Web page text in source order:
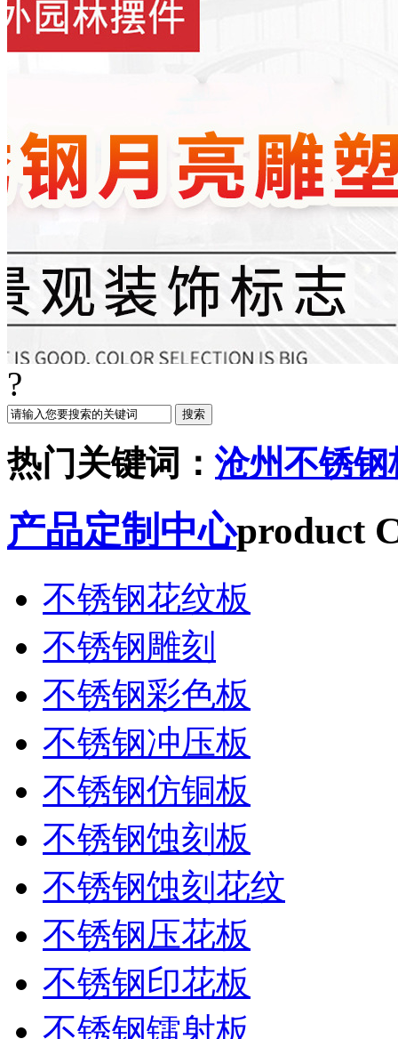
?
热门关键词： 沧州不锈钢
产品定制中心product
不锈钢花纹板
不锈钢雕刻
不锈钢彩色板
不锈钢冲压板
不锈钢仿铜板
不锈钢蚀刻板
不锈钢蚀刻花纹
不锈钢压花板
不锈钢印花板
不锈钢镭射板